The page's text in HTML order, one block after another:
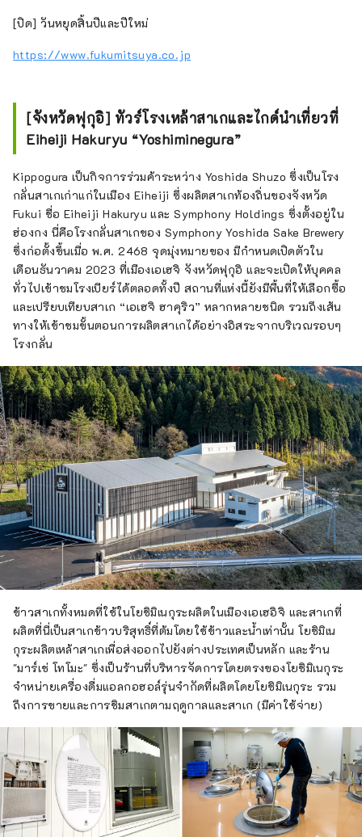
[ปิด] วันหยุดสิ้นปีและปีใหม่
https://www.fukumitsuya.co.jp
[จังหวัดฟุกุอิ] ทัวร์โรงเหล้าสาเกและไกด์นำเที่ยวที่
Eiheiji Hakuryu “Yoshiminegura”
Kippogura เป็นกิจการร่วมค้าระหว่าง Yoshida Shuzo ซึ่งเป็นโรง
กลั่นสาเกเก่าแก่ในเมือง Eiheiji ซึ่งผลิตสาเกท้องถิ่นของจังหวัด
Fukui ชื่อ Eiheiji Hakuryu และ Symphony Holdings ซึ่งตั้งอยู่ใน
ฮ่องกง นี่คือโรงกลั่นสาเกของ Symphony Yoshida Sake Brewery
ซึ่งก่อตั้งขึ้นเมื่อ พ.ศ. 2468 จุดมุ่งหมายของ มีกำหนดเปิดตัวใน
เดือนธันวาคม 2023 ที่เมืองเอเฮจิ จังหวัดฟุกุอิ และจะเปิดให้บุคคล
ทั่วไปเข้าชมโรงเบียร์ได้ตลอดทั้งปี สถานที่แห่งนี้ยังมีพื้นที่ให้เลือกซื้อ
และเปรียบเทียบสาเก “เอเฮจิ ฮาคุริว” หลากหลายชนิด รวมถึงเส้น
ทางให้เข้าชมขั้นตอนการผลิตสาเกได้อย่างอิสระจากบริเวณรอบๆ
โรงกลั่น
ข้าวสาเกทั้งหมดที่ใช้ในโยชิมิเนกุระผลิตในเมืองเอเฮอิจิ และสาเกที่
ผลิตที่นี่เป็นสาเกข้าวบริสุทธิ์ที่ต้มโดยใช้ข้าวและน้ำเท่านั้น โยชิมิเน
กุระผลิตเหล้าสาเกเพื่อส่งออกไปยังต่างประเทศเป็นหลัก และร้าน
"มาร์เช่ โทโมะ" ซึ่งเป็นร้านที่บริหารจัดการโดยตรงของโยชิมิเนกุระ
จำหน่ายเครื่องดื่มแอลกอฮอล์รุ่นจำกัดที่ผลิตโดยโยชิมิเนกุระ รวม
ถึงการขายและการชิมสาเกตามฤดูกาลและสาเก (มีค่าใช้จ่าย)